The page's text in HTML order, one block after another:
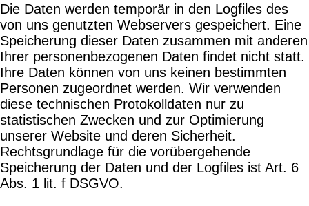
Die Daten werden temporär in den Logfiles des
von uns genutzten Webservers gespeichert. Eine
Speicherung dieser Daten zusammen mit anderen
Ihrer personenbezogenen Daten findet nicht statt.
Ihre Daten können von uns keinen bestimmten
Personen zugeordnet werden. Wir verwenden
diese technischen Protokolldaten nur zu
statistischen Zwecken und zur Optimierung
unserer Website und deren Sicherheit.
Rechtsgrundlage für die vorübergehende
Speicherung der Daten und der Logfiles ist Art. 6
Abs. 1 lit. f DSGVO.